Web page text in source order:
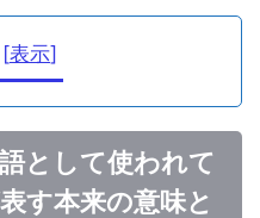
[表示]
として使われて
す本来の意味と